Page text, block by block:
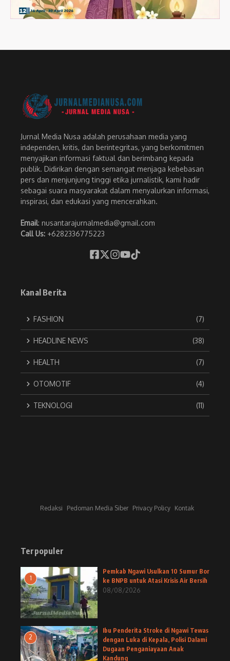
Jurnal Media Nusa adalah perusahaan media yang
independen, kritis, dan berintegritas, yang berkomitmen
menyajikan informasi faktual dan berimbang kepada
publik. Didirikan dengan semangat menjaga kebebasan
pers dan menjunjung tinggi etika jurnalistik, kami hadir
sebagai suara masyarakat dalam menyalurkan informasi,
inspirasi, dan edukasi yang mencerahkan.
Email: nusantarajurnalmedia@gmail.com
Call Us: +6282336775223
Kanal Berita
FASHION (7)
HEADLINE NEWS (38)
HEALTH (7)
OTOMOTIF (4)
TEKNOLOGI (11)
Redaksi Pedoman Media Siber Privacy Policy Kontak
Terpopuler
1
Pemkab Ngawi Usulkan 10 Sumur Bor
ke BNPB untuk Atasi Krisis Air Bersih
08/08/2026
2
Ibu Penderita Stroke di Ngawi Tewas
dengan Luka di Kepala, Polisi Dalami
Dugaan Penganiayaan Anak
Kandung